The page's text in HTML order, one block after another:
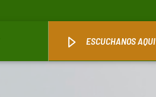
ESCUCHANOS AQUI